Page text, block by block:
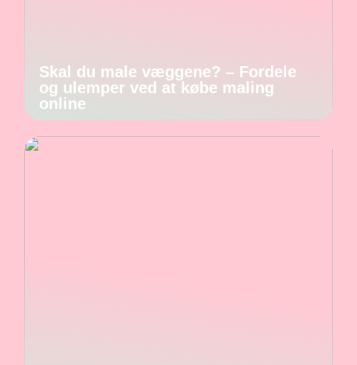
Skal du male væggene? – Fordele
og ulemper ved at købe maling
online